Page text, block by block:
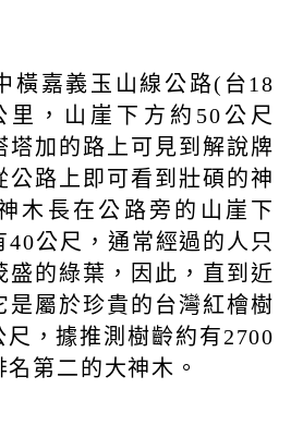
橫嘉義玉山線公路(台18
，山崖下方約50公尺
塔加的路上可見到解說牌
公路上即可看到壯碩的神
木長在公路旁的山崖下
公尺，通常經過的人只
盛的綠葉，因此，直到近
是屬於珍貴的台灣紅檜樹
，據推測樹齡約有2700
第二的大神木。